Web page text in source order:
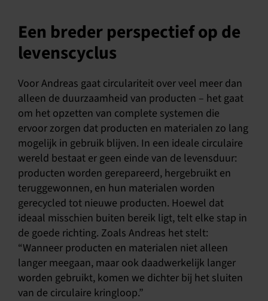
Een breder perspectief op de
levenscyclus
Voor Andreas gaat circulariteit over veel meer dan
alleen de duurzaamheid van producten – het gaat
om het opzetten van complete systemen die
ervoor zorgen dat producten en materialen zo lang
mogelijk in gebruik blijven. In een ideale circulaire
wereld bestaat er geen einde van de levensduur:
producten worden gerepareerd, hergebruikt en
teruggewonnen, en hun materialen worden
gerecycled tot nieuwe producten. Hoewel dat
ideaal misschien buiten bereik ligt, telt elke stap in
de goede richting. Zoals Andreas het stelt:
“Wanneer producten en materialen niet alleen
langer meegaan, maar ook daadwerkelijk langer
worden gebruikt, komen we dichter bij het sluiten
van de circulaire kringloop.”